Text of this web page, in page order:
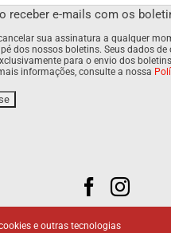
receber e-mails com os
sua assinatura a qualquer
dos nossos boletins. Seus dados
para o envio dos
informações, consulte a nossa
e outras tecnologias